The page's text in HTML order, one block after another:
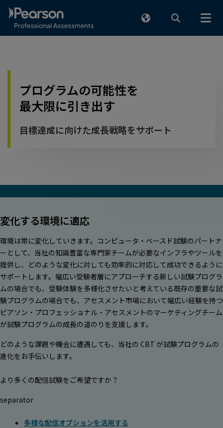
プログラムの可能性を
最大限に引き出す
目標達成に向けた成長戦略をサポート
変化する環境に適応
環境は常に変化していきます。コンピュータ・ベースド試験のパートナ
ーとして、当社の知識豊富な専門家チームが必要なインフラやツールを
提供し、どのような変化に対しても効率的に対応して成功できるように
サポートします。幅広い受験者層にアプローチする新しい試験プログラ
ムの場合でも、受験体験を多様化させたいと考えている既存の重要な試
験プログラムの場合でも、アセスメント市場において幅広い経験を持つ
ピアソン・プロフェッショナル・アセスメントのマーケティングチーム
が試験プログラムの成長の道のりを支援します。
どのような課題や機会に遭遇しても、当社の CBT が試験プログラムの
進化をお手伝いします。
より多くの配信試験をご希望ですか？
separator
多様な配信オプションを活用する